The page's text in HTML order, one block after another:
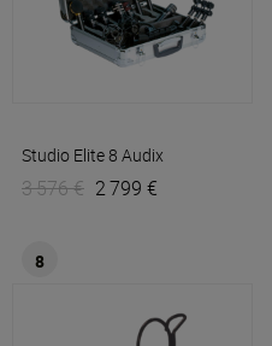
Studio Elite 8 Audix
3 576 € 2 799 €
8